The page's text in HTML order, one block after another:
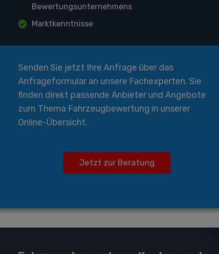
Bewertungsunternehmens
Marktkenntnisse
Senden Sie jetzt Ihre Anfrage über das
Anfrageformular an unsere Fachexperten. Sie
finden direkt passende Anbieter und Angebote
zum Thema Fahrzeugbewertung in unserer
Online-Übersicht.
Jetzt zur Beratung